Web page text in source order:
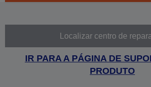
Localizar centro de
IR PARA A PÁGINA DE
PRODUTO